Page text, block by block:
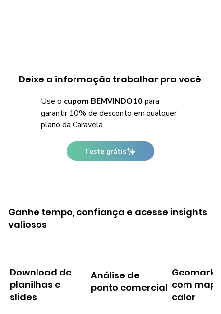
Deixe a informação trabalhar pra você
Use o cupom BEMVINDO10 para
garantir 10% de desconto em qualquer
plano da Caravela.
Teste grátis
Download de
planilhas e
slides
Análise de
ponto comercial com
calor
Ganhe tempo, confiança e acesse insights
valiosos